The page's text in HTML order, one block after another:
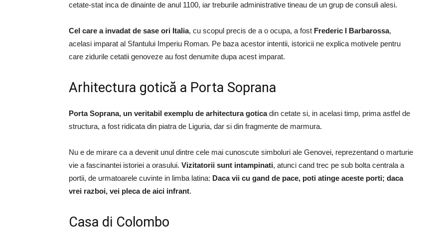
cetate-stat inca de dinainte de anul 1100, iar treburile administrative tineau de un grup de consuli alesi.
Cel care a invadat de sase ori Italia, cu scopul precis de a o ocupa, a fost Frederic I Barbarossa,
acelasi imparat al Sfantului Imperiu Roman. Pe baza acestor intentii, istoricii ne explica motivele pentru
care zidurile cetatii genoveze au fost denumite dupa acest imparat.
Arhitectura gotică a Porta Soprana
Porta Soprana, un veritabil exemplu de arhitectura goticadin cetate si, in acelasi timp, prima astfel de
structura, a fost ridicata din piatra de Liguria, dar si din fragmente de marmura.
Nu e de mirare ca a devenit unul dintre cele mai cunoscute simboluri ale Genovei, reprezentand o marturie
vie a fascinantei istoriei a orasului. Vizitatorii sunt intampinati, atunci cand trec pe sub bolta centrala a
portii, de urmatoarele cuvinte in limba latina: Daca vii cu gand de pace, poti atinge aceste porti; daca
vrei razboi, vei pleca de aici infrant.
Casa di Colombo